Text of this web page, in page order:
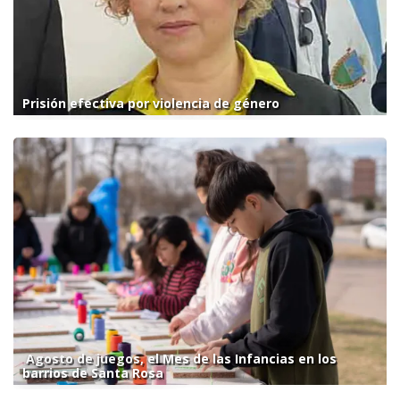
Prisión efectiva por violencia de género
Agosto de juegos, el Mes de las Infancias en los
barrios de Santa Rosa